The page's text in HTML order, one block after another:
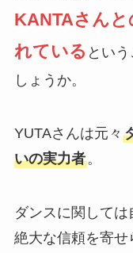
KANTAさん
れている とい
しょうか。
YUTAさんは元々
いの実力者。
ダンスに関して
絶大な信頼を寄せ